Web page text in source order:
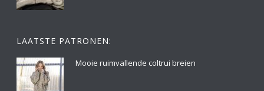
LAATSTE PATRONEN:
Mooie ruimvallende coltrui breien